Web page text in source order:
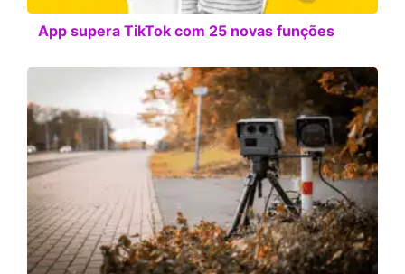
App supera TikTok com 25 novas funções